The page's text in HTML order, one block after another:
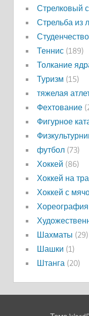
Стрелковый
Стрельба из
Теннис(189)
Толкание
Туризм (15)
тяжелая
Фехтование
Фигурное
футбол(73)
Хоккей (86)
Хоккей на
Хоккей с
Хореография
Шахматы (29)
Шашки (1)
Штанга(20)